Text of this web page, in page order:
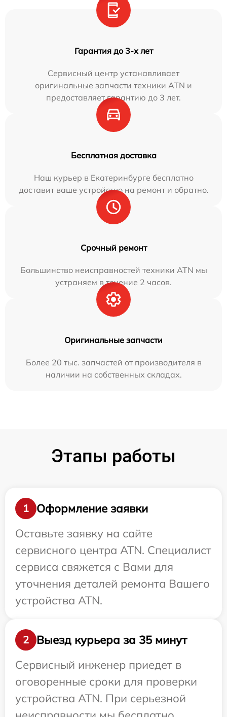
Гарантия до 3-х лет
Сервисный центр устанавливает
оригинальные запчасти техники ATN и
предоставляет гарантию до 3 лет.
Бесплатная доставка
Наш курьер в Екатеринбурге бесплатно
доставит ваше устройство на ремонт и обратно.
Срочный ремонт
Большинство неисправностей техники ATN мы
устраняем в течение 2 часов.
Оригинальные запчасти
Более 20 тыс. запчастей от производителя в
наличии на собственных складах.
Этапы работы
1
Оформление заявки
Оставьте заявку на сайте
сервисного центра ATN. Специалист
сервиса свяжется с Вами для
уточнения деталей ремонта Вашего
устройства ATN.
2
Выезд курьера за 35 минут
Сервисный инженер приедет в
оговоренные сроки для проверки
устройства ATN. При серьезной